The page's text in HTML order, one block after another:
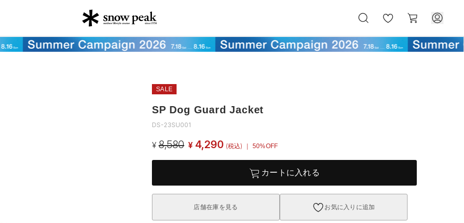
気
に
ー
ト
SALE
SP Dog Guard Jacket
DS-23SU001
¥ 8,580 ¥ 4,290 (税込) ｜ 50%OFF
カートに入れる
店舗在庫を見る お気に入りに追加